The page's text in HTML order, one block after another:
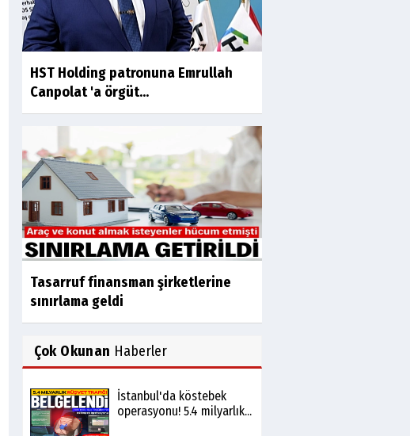
HST Holding patronuna Emrullah
Canpolat 'a örgüt...
Tasarruf finansman şirketlerine
sınırlama geldi
Çok Okunan Haberler
İstanbul'da köstebek
operasyonu! 5.4 milyarlık...